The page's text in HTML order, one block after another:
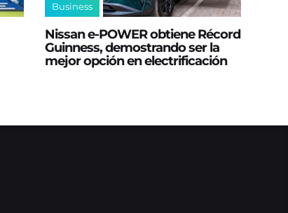
Business
Nissan e‑POWER obtiene Récord
Guinness, demostrando ser la
mejor opción en electrificación